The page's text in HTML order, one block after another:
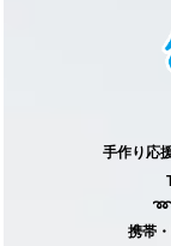
手作り応
➿
携帯